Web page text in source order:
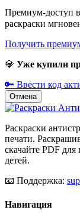
Премиум-доступ
раскраски
Получить
💎 Уже купили
🔑 Ввести код
Отмена
Раскраски
печати.
скачайте PDF
детей.
📧 Поддержка:
Навигация